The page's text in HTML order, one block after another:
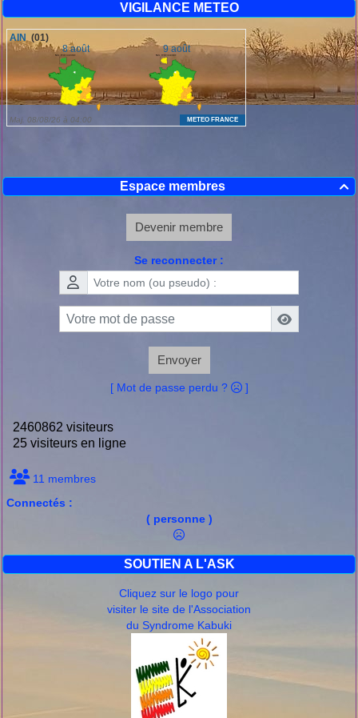
VIGILANCE METEO

Espace membres
Devenir membre
Se reconnecter :
Envoyer
[ Mot de passe perdu ? ]
2460862 visiteurs
25 visiteurs en ligne
11 membres
Connectés :
( personne )
SOUTIEN A L'ASK
Cliquez sur le logo pour
visiter le site de l'Association
du Syndrome Kabuki